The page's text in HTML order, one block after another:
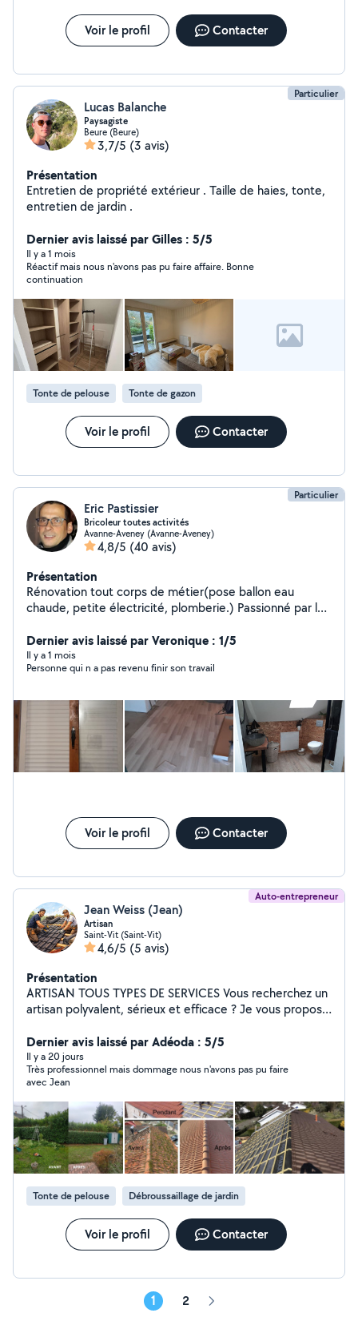
Voir le profil Contacter
Particulier
Lucas Balanche
Paysagiste
Beure (Beure)
3,7/5 (3 avis)
Présentation
Entretien de propriété extérieur . Taille de haies, tonte,
entretien de jardin .
Dernier avis laissé par Gilles : 5/5
Il y a 1 mois
Réactif mais nous n'avons pas pu faire affaire. Bonne
continuation
Tonte de pelouse Tonte de gazon
Voir le profil Contacter
Particulier
Eric Pastissier
Bricoleur toutes activités
Avanne-Aveney (Avanne-Aveney)
4,8/5 (40 avis)
Présentation
Rénovation tout corps de métier(pose ballon eau
chaude, petite électricité, plomberie.) Passionné par l
Dernier avis laissé par Veronique : 1/5
Il y a 1 mois
Personne qui n a pas revenu finir son travail
Voir le profil Contacter
Auto-entrepreneur
Jean Weiss (Jean)
Artisan
Saint-Vit (Saint-Vit)
4,6/5 (5 avis)
Présentation
ARTISAN TOUS TYPES DE SERVICES Vous recherchez un
artisan polyvalent, sérieux et efficace ? Je vous propose
rénovation. Mes prestations incluent : Travaux de
bricolage et petites réparations Peinture intérieure et
extérieure Pose de revêtements (sols, murs) Montage
de meubles . Entretien général de votre habitation
Aménagement intérieur et extérieur Pourquoi me choisir
? Travail soigné et de qualité Intervention rapide et
flexible Devis gratuit et transparent Conseils
personnalisés selon vos besoins Tarifs compétitifs
Déplacement possible selon votre localisation
Contactez-moi pour plus d'informations ou pour un devis
rapide Votre satisfaction est ma priorité !
Dernier avis laissé par Adéoda : 5/5
Il y a 20 jours
Très professionnel mais dommage nous n'avons pas pu faire
avec Jean
Tonte de pelouse Débroussaillage de jardin
Voir le profil Contacter
1 2 Page